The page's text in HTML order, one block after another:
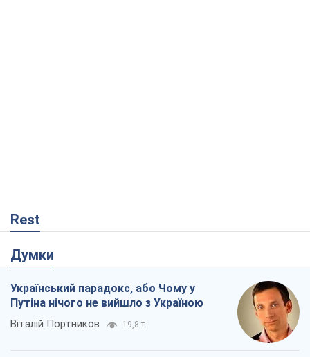
Rest
Думки
Український парадокс, або Чому у
Путіна нічого не вийшло з Україною
Віталій Портников 19,8 т.